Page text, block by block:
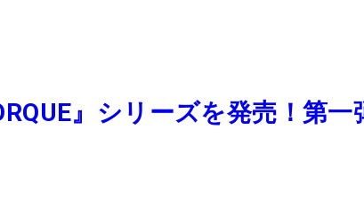
』シリーズを発売！第一